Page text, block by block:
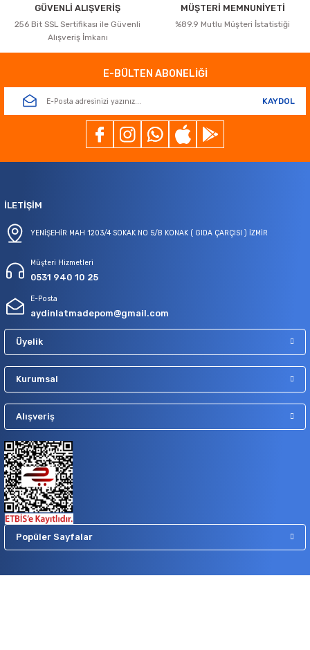
GÜVENLİ ALIŞVERİŞ
256 Bit SSL Sertifikası ile Güvenli
Alışveriş İmkanı
MÜŞTERİ MEMNUNİYETİ
%89.9 Mutlu Müşteri İstatistiği
E-BÜLTEN ABONELİĞİ
KAYDOL
İLETİŞİM
YENİŞEHİR MAH 1203/4 SOKAK NO 5/B KONAK ( GIDA ÇARÇISI ) İZMİR
Müşteri Hizmetleri
0531 940 10 25
E-Posta
aydinlatmadepom@gmail.com
Üyelik
Kurumsal
Alışveriş
Popüler Sayfalar